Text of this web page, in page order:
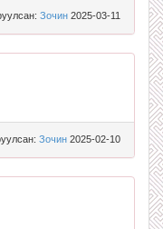
Зочин 2025-03-11
Зочин 2025-02-10